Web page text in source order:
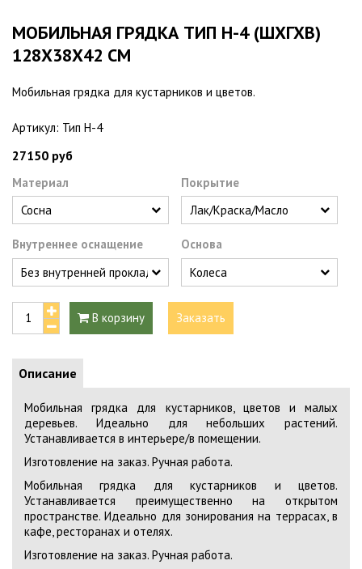
МОБИЛЬНАЯ ГРЯДКА ТИП Н-4 (ШХГХВ)
128Х38Х42 СМ
Мобильная грядка для кустарников и цветов.
Артикул: Тип Н-4
27150 руб
Материал Покрытие
Внутреннее оснащение Основа
В корзину Заказать
Описание
Мобильная грядка для кустарников, цветов и малых
деревьев. Идеально для небольших растений.
Устанавливается в интерьере/в помещении.
Изготовление на заказ. Ручная работа.
Мобильная грядка для кустарников и цветов.
Устанавливается преимущественно на открытом
пространстве. Идеально для зонирования на террасах, в
кафе, ресторанах и отелях.
Изготовление на заказ. Ручная работа.